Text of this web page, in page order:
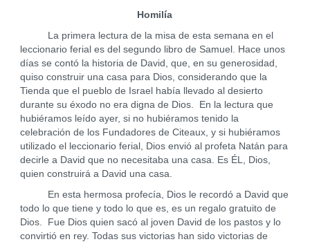
Homilía
La primera lectura de la misa de esta semana en el
leccionario ferial es del segundo libro de Samuel. Hace unos
días se contó la historia de David, que, en su generosidad,
quiso construir una casa para Dios, considerando que la
Tienda que el pueblo de Israel había llevado al desierto
durante su éxodo no era digna de Dios. En la lectura que
hubiéramos leído ayer, si no hubiéramos tenido la
celebración de los Fundadores de Citeaux, y si hubiéramos
utilizado el leccionario ferial, Dios envió al profeta Natán para
decirle a David que no necesitaba una casa. Es ÉL, Dios,
quien construirá a David una casa.
En esta hermosa profecía, Dios le recordó a David que
todo lo que tiene y todo lo que es, es un regalo gratuito de
Dios. Fue Dios quien sacó al joven David de los pastos y lo
convirtió en rey. Todas sus victorias han sido victorias de